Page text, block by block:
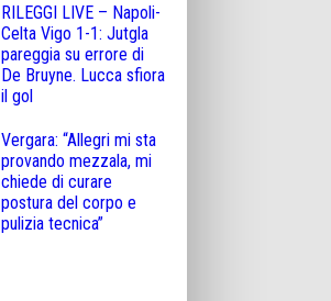
RILEGGI LIVE – Napoli-
Celta Vigo 1-1: Jutgla
pareggia su errore di
De Bruyne. Lucca sfiora
il gol
Vergara: “Allegri mi sta
provando mezzala, mi
chiede di curare
postura del corpo e
pulizia tecnica”